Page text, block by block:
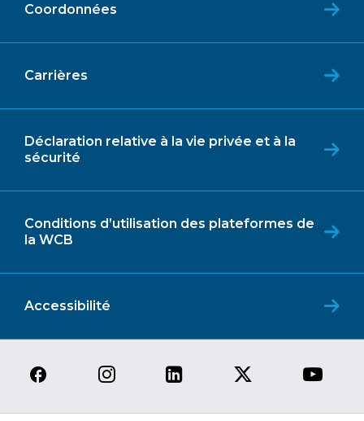
Coordonnées
Carrières
Déclaration relative à la vie privée et à la
sécurité
Conditions d’utilisation des plateformes de
la WCB
Accessibilité